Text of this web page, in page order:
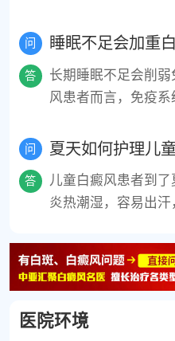
持冷静，并尽快带孩
治疗。
问 睡眠不足会加重
答
长期睡眠不足会削
风患者而言，免疫
系统产生不良影响。
理压力不仅会影响
还可能通过神经免
问 夏天如何护理儿
答
儿童白癜风患者到
炎热潮湿，容易出
肤健康。要均衡饮
物，少食含维生素C
理健康，给予情感支
医院环境